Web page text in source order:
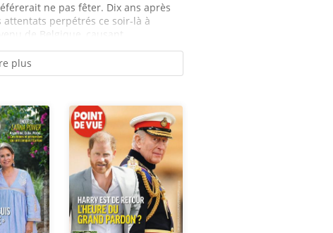
ne pas fêter. Dix ans après
perpétrés ce soir-là à
de Belgique, causant...
plus